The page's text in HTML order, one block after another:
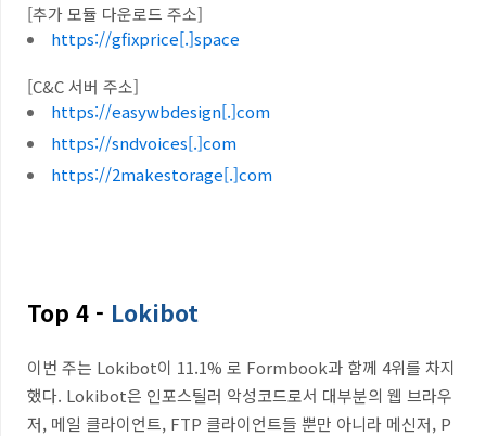
[추가 모듈 다운로드 주소]
https://gfixprice[.]space
[C&C 서버 주소]
https://easywbdesign[.]com
https://sndvoices[.]com
https://2makestorage[.]com
Top 4 - Lokibot
이번 주는 Lokibot이 11.1% 로 Formbook과 함께 4위를 차지
했다. Lokibot은 인포스틸러 악성코드로서 대부분의 웹 브라우
저, 메일 클라이언트, FTP 클라이언트들 뿐만 아니라 메신저, P